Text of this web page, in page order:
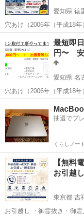
愛知県 徳
穴あけ（2006年（平成18年
20,000円… 名古屋市 徳
最短即
円〜
愛知県 名
穴あけ（2006年（平成18年
20,000円…
抽選でプ
くらしノート
【無料
お引越
東京都 吉
お引越し ・御霊抜き・御霊